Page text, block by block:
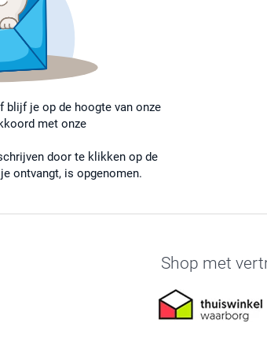
blijf je op de hoogte van onze
met onze
door te klikken op de
ontvangt, is opgenomen.
Shop met